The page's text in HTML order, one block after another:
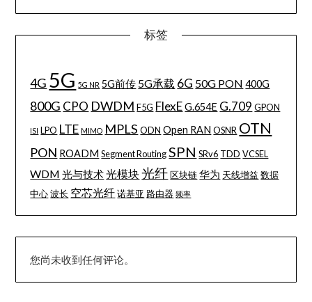
标签
4G 5G 5G NR 5G前传 5G承载 6G 50G PON 400G
800G CPO DWDM F5G FlexE G.654E G.709 GPON
ISI LPO LTE MIMO MPLS ODN Open RAN OSNR OTN
PON ROADM Segment Routing SPN SRv6 TDD VCSEL
WDM 光与技术 光模块光纤 区块链 华为 天线增益 数据
中心 波长 空芯光纤 诺基亚 路由器 频率
您尚未收到任何评论。